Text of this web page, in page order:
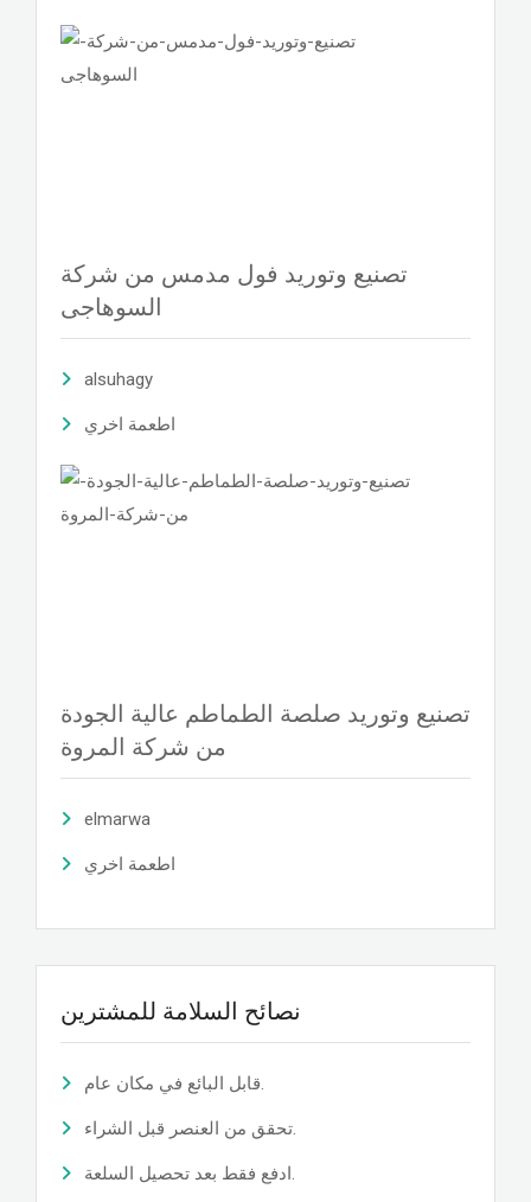
تصنيع وتوريد فول مدمس من شركة
السوهاجى
alsuhagy
اطعمة اخري
تصنيع وتوريد صلصة الطماطم عالية الجودة
من شركة المروة
elmarwa
اطعمة اخري
نصائح السلامة للمشترين
قابل البائع في مكان عام.
تحقق من العنصر قبل الشراء.
ادفع فقط بعد تحصيل السلعة.